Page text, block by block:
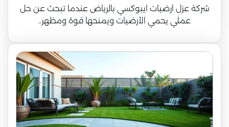
شركة عزل ارضيات ايبوكسي بالرياض عندما تبحث عن حل
عملي يحمي الأرضيات ويمنحها قوة ومظهر..